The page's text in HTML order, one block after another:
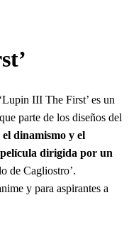
III The First’ es un
parte de los diseños del
dinamismo y el
dirigida por un
de Cagliostro’.
y para aspirantes a